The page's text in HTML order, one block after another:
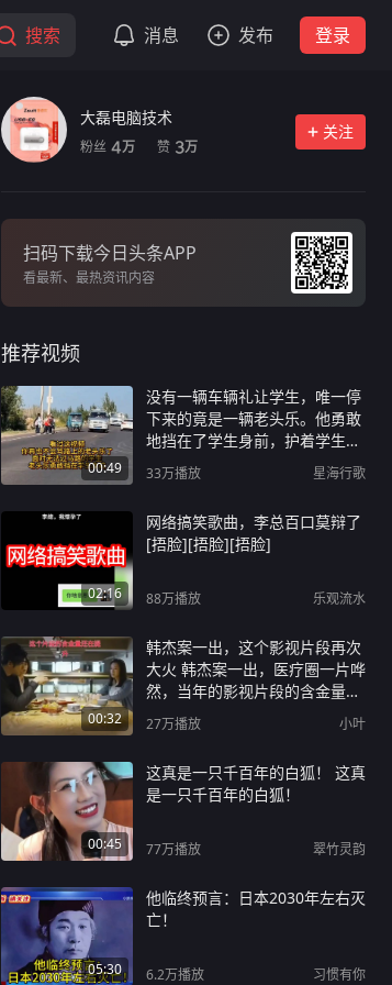
搜索 消息 发布 登录
大磊电脑技术
粉丝 4万 赞 3万
关注
扫码下载今日头条APP
看最新、最热资讯内容
推荐视频
00:49
没有一辆车辆礼让学生，唯一停
下来的竟是一辆老头乐。他勇敢
地挡在了学生身前，护着学生们
过了马路。
33万播放 星海行歌
02:16
网络搞笑歌曲，李总百口莫辩了
[捂脸][捂脸][捂脸]
88万播放 乐观流水
00:32
韩杰案一出，这个影视片段再次
大火 韩杰案一出，医疗圈一片哗
然，当年的影视片段的含金量再
次提升#韩杰 #医生#防御性医疗
27万播放 小叶
00:45
这真是一只千百年的白狐！ 这真
是一只千百年的白狐！
77万播放 翠竹灵韵
05:30
他临终预言：日本2030年左右灭
亡！
6.2万播放 习惯有你